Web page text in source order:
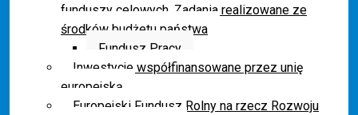
funduszy celowych. Zadania realizowane ze
środków budżetu państwa
Fundusz Pracy
Inwestycje współfinansowane przez unię
europejską
Europejski Fundusz Rolny na rzecz Rozwoju